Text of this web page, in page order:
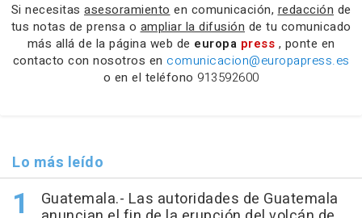
Si necesitas asesoramiento en comunicación, redacción de
tus notas de prensa o ampliar la difusión de tu comunicado
más allá de la página web de europa press , ponte en
contacto con nosotros en comunicacion@europapress.es
o en el teléfono 913592600
Lo más leído
Guatemala.- Las autoridades de Guatemala